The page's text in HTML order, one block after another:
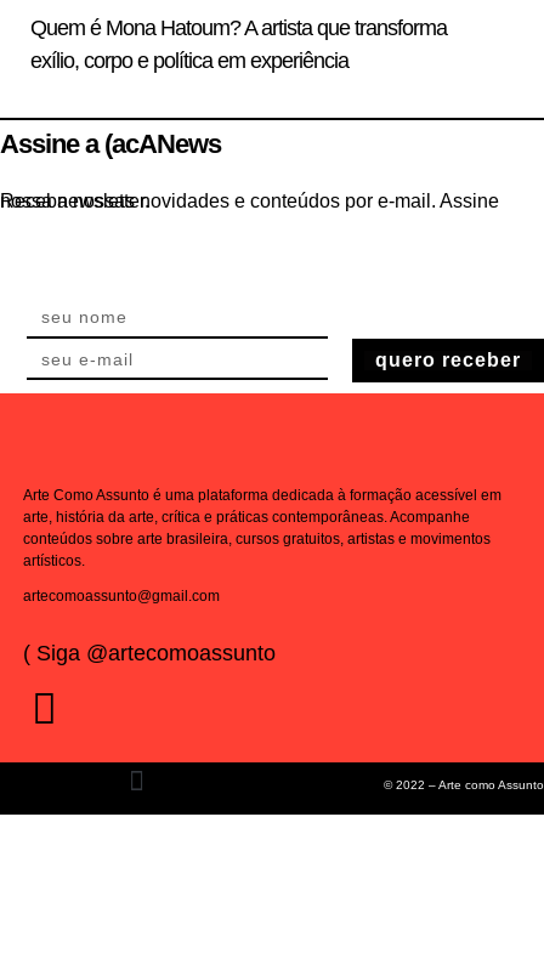
Quem é Mona Hatoum? A artista que transforma
exílio, corpo e política em experiência
Assine a (acANews
Receba nossas novidades e conteúdos por e-mail. Assine nossa newsletter.
quero receber
Arte Como Assunto é uma plataforma dedicada à formação acessível em
arte, história da arte, crítica e práticas contemporâneas. Acompanhe
conteúdos sobre arte brasileira, cursos gratuitos, artistas e movimentos
artísticos.
artecomoassunto@gmail.com
( Siga @artecomoassunto
© 2022 – Arte como Assunto